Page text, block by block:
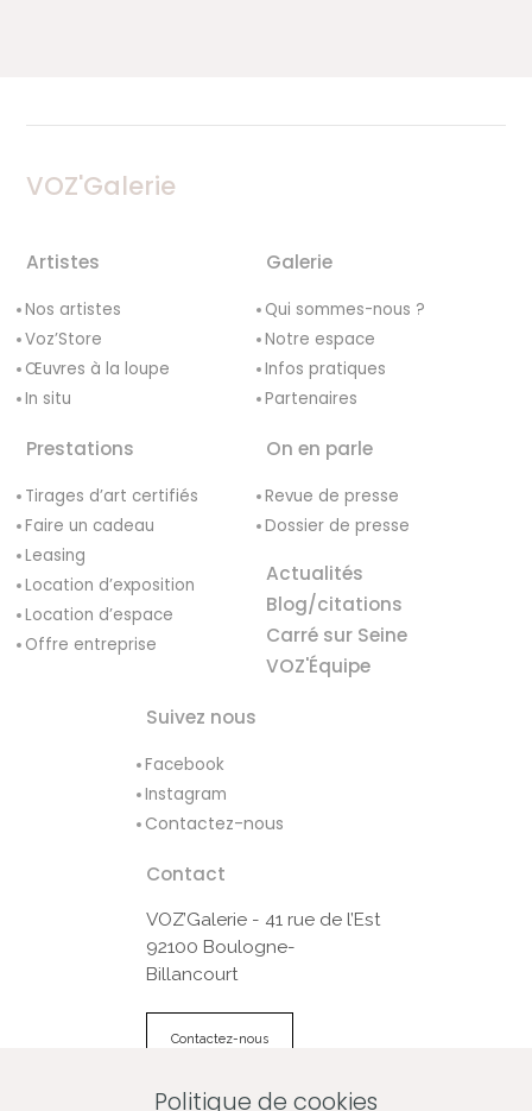
VOZ'Galerie
Artistes
Nos artistes
Voz’Store
Œuvres à la loupe
In situ
Galerie
Qui sommes-nous ?
Notre espace
Infos pratiques
Partenaires
Prestations
Tirages d’art certifiés
Faire un cadeau
Leasing
Location d’exposition
Location d’espace
Offre entreprise
On en parle
Revue de presse
Dossier de presse
Actualités
Blog/citations
Carré sur Seine
VOZ'Équipe
Suivez nous
Facebook
Instagram
Contactez-nous
Contact
VOZ’Galerie - 41 rue de l’Est
92100 Boulogne-
Billancourt
Contactez-nous
Politique de cookies